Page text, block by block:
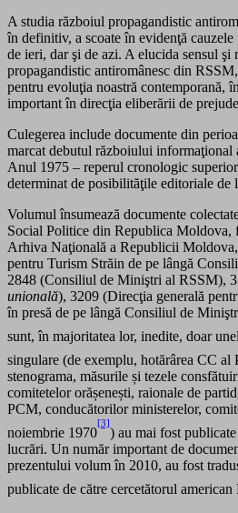
A studia războiul propagandistic
în definitiv, a scoate în evidenţă
de ieri, dar şi de azi. A elucida sensul şi
propagandistic antiromânesc din
pentru evoluţia noastră contemporană,
important în direcţia eliberării de
Culegerea include documente din
marcat debutul războiului informaţional
Anul 1975 – reperul cronologic
determinat de posibilităţile editoriale de
Volumul însumează documente
Social Politice din Republica
Arhiva Naţională a Republicii
pentru Turism Străin de pe lângă
2848 (Consiliul de Miniştri al RSSM),
unională), 3209 (Direcţia generală
în presă de pe lângă Consiliul de
sunt, în majoritatea lor, inedite, doar
singulare (de exemplu, hotărârea CC
stenograma, măsurile și tezele
comitetelor orășenești, raionale de
PCM, conducătorilor ministerelor,
noiembrie 1970
[3]
) au mai fost
lucrări. Un număr important de
prezentului volum în 2010, au fost
publicate de către cercetătorul